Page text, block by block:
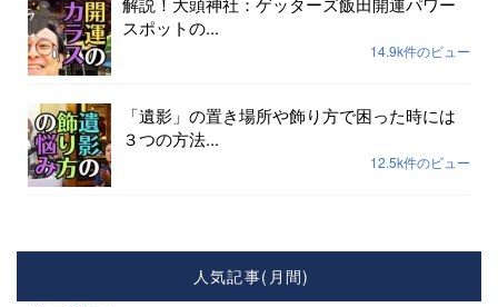
スポットの...
14.9k件のビュー
「遺影」の置き場所や飾り方で困った時には
３つの方法...
12.5k件のビュー
人気記事(月間)